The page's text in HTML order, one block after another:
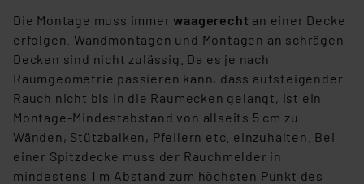
Die Montage muss immerwaagerecht an einer Decke
erfolgen. Wandmontagen und Montagen an schrägen
Decken sind nicht zulässig. Da es je nach
Raumgeometrie passieren kann, dass aufsteigender
Rauch nicht bis in die Raumecken gelangt, ist ein
Montage-Mindestabstand von allseits 5 cm zu
Wänden, Stützbalken, Pfeilern etc. einzuhalten. Bei
einer Spitzdecke muss der Rauchmelder in
mindestens 1 m Abstand zum höchsten Punkt des